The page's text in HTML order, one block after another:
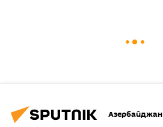
Азербайджан